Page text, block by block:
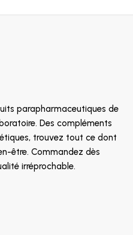
parapharmaceutiques de
Des compléments
trouvez tout ce dont
être. Commandez dès
irréprochable.